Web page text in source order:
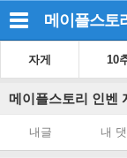
메이플스토
자게 10
메이플스토리 인벤
내글 내